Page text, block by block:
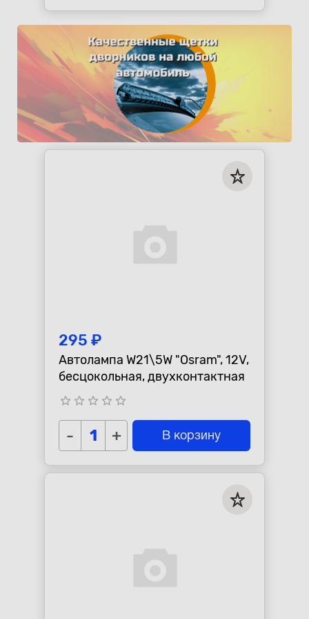
295 ₽
Автолампа W21\5W "Osram", 12V,
бесцокольная, двухконтактная
star_border star_border star_border star_border star_border
- + В корзину